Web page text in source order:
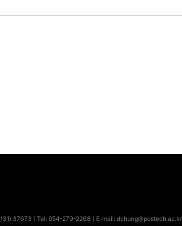
산31) 37673 | Tel: 054-279-2268 | E-mail: dchung@postech.ac.kr